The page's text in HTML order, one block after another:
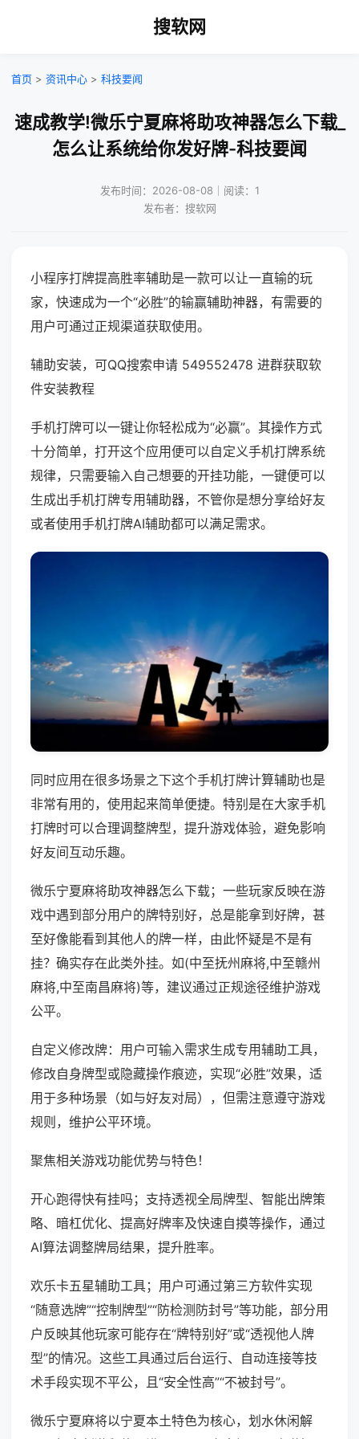
搜软网
首页 > 资讯中心 > 科技要闻
速成教学!微乐宁夏麻将助攻神器怎么下载_
怎么让系统给你发好牌-科技要闻
发布时间：2026-08-08｜阅读：1
发布者：搜软网
小程序打牌提高胜率辅助是一款可以让一直输的玩
家，快速成为一个“必胜”的输赢辅助神器，有需要的
用户可通过正规渠道获取使用。
辅助安装，可QQ搜索申请 549552478 进群获取软
件安装教程
手机打牌可以一键让你轻松成为“必赢”。其操作方式
十分简单，打开这个应用便可以自定义手机打牌系统
规律，只需要输入自己想要的开挂功能，一键便可以
生成出手机打牌专用辅助器，不管你是想分享给好友
或者使用手机打牌AI辅助都可以满足需求。
同时应用在很多场景之下这个手机打牌计算辅助也是
非常有用的，使用起来简单便捷。特别是在大家手机
打牌时可以合理调整牌型，提升游戏体验，避免影响
好友间互动乐趣。
微乐宁夏麻将助攻神器怎么下载；一些玩家反映在游
戏中遇到部分用户的牌特别好，总是能拿到好牌，甚
至好像能看到其他人的牌一样，由此怀疑是不是有
挂？确实存在此类外挂。如(中至抚州麻将,中至赣州
麻将,中至南昌麻将)等，建议通过正规途径维护游戏
公平。
自定义修改牌：用户可输入需求生成专用辅助工具，
修改自身牌型或隐藏操作痕迹，实现“必胜”效果，适
用于多种场景（如与好友对局），但需注意遵守游戏
规则，维护公平环境。
聚焦相关游戏功能优势与特色！
开心跑得快有挂吗；支持透视全局牌型、智能出牌策
略、暗杠优化、提高好牌率及快速自摸等操作，通过
AI算法调整牌局结果，提升胜率。
欢乐卡五星辅助工具；用户可通过第三方软件实现
“随意选牌”“控制牌型”“防检测防封号”等功能，部分用
户反映其他玩家可能存在“牌特别好”或“透视他人牌
型”的情况。这些工具通过后台运行、自动连接等技
术手段实现不平公，且“安全性高”“不被封号”。
微乐宁夏麻将以宁夏本土特色为核心，划水休闲解